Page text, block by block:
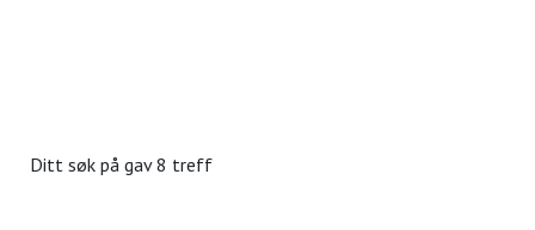
Ditt søk på gav 8 treff